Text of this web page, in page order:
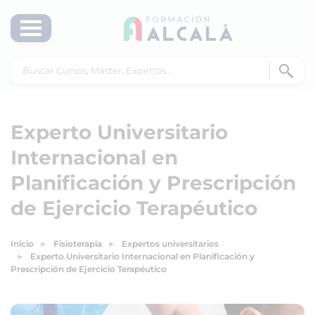
Experto Universitario
Internacional en
Planificación y Prescripción
de Ejercicio Terapéutico
Inicio Fisioterapia
Expertos universitarios
Experto Universitario Internacional en Planificación y
Prescripción de Ejercicio Terapéutico